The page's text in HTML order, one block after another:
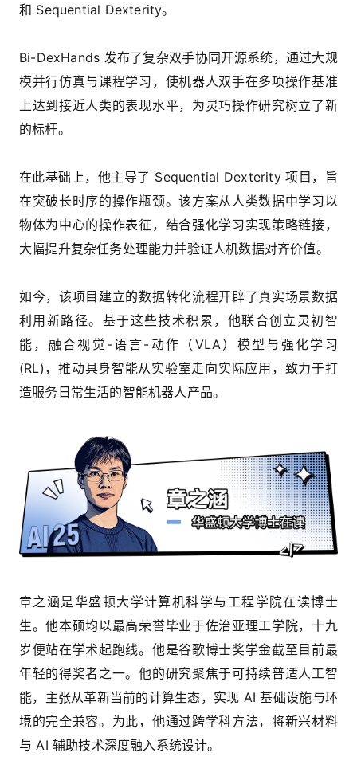
和 Sequential Dexterity。
Bi-DexHands 发布了复杂双手协同开源系统，通过大规
模并行仿真与课程学习，使机器人双手在多项操作基准
上达到接近人类的表现水平，为灵巧操作研究树立了新
的标杆。
在此基础上，他主导了 Sequential Dexterity 项目，旨
在突破长时序的操作瓶颈。该方案从人类数据中学习以
物体为中心的操作表征，结合强化学习实现策略链接，
大幅提升复杂任务处理能力并验证人机数据对齐价值。
如今，该项目建立的数据转化流程开辟了真实场景数据
利用新路径。基于这些技术积累，他联合创立灵初智
能，融合视觉-语言-动作（VLA）模型与强化学习
(RL)，推动具身智能从实验室走向实际应用，致力于打
造服务日常生活的智能机器人产品。
章之涵是华盛顿大学计算机科学与工程学院在读博士
生。他本硕均以最高荣誉毕业于佐治亚理工学院，十九
岁便站在学术起跑线。他是谷歌博士奖学金截至目前最
年轻的得奖者之一。他的研究聚焦于可持续普适人工智
能，主张从革新当前的计算生态，实现 AI 基础设施与环
境的完全兼容。为此，他通过跨学科方法，将新兴材料
与 AI 辅助技术深度融入系统设计。